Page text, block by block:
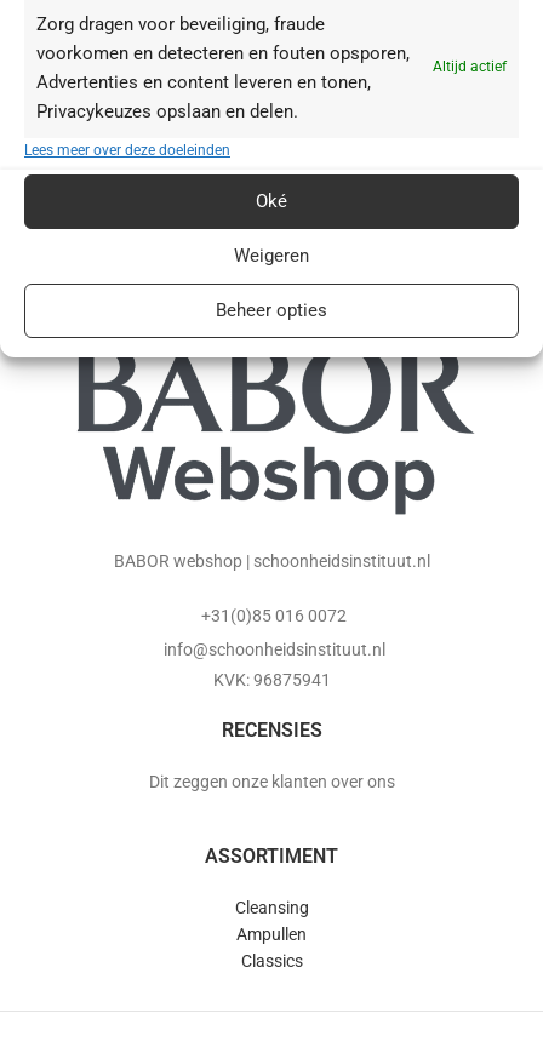
Zorg dragen voor beveiliging, fraude
voorkomen en detecteren en fouten opsporen,
Advertenties en content leveren en tonen,
Privacykeuzes opslaan en delen.
Altijd actief
Lees meer over deze doeleinden
Oké
Weigeren
Beheer opties
Serum
Cream
BABOR webshop | schoonheidsinstituut.nl
+31(0)85 016 0072
info@schoonheidsinstituut.nl
KVK: 96875941
RECENSIES
Dit zeggen onze klanten over ons
ASSORTIMENT
Cleansing
Ampullen
Classics